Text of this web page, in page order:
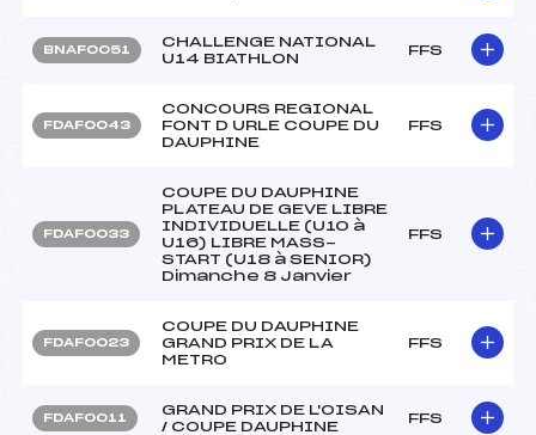
BNAF0051
CHALLENGE NATIONAL
U14 BIATHLON
FFS
FDAF0043
CONCOURS REGIONAL
FONT D URLE COUPE DU
DAUPHINE
FFS
FDAF0033
COUPE DU DAUPHINE
PLATEAU DE GEVE LIBRE
INDIVIDUELLE (U10 à
U16) LIBRE MASS-
START (U18 à SENIOR)
Dimanche 8 Janvier
FFS
FDAF0023
COUPE DU DAUPHINE
GRAND PRIX DE LA
METRO
FFS
FDAF0011
GRAND PRIX DE L'OISAN
/ COUPE DAUPHINE
FFS